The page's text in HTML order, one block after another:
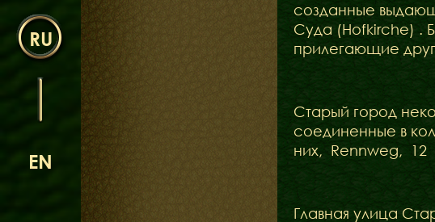
созданные
Суда (Hofkirche) .
прилегающие друг
Старый город
соединенные в
них, Rennweg, 12
Главная улица
RU
EN